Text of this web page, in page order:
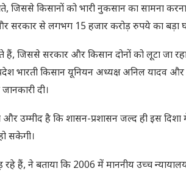
जिससे किसानों को भारी नुकसान का सामना
सरकार से लगभग 15 हजार करोड़ रुपये का बड़ा
हैं, जिससे सरकार और किसान दोनों को लूटा जा
भारती किसान यूनियन अध्यक्ष अनिल यादव
दी।
और उम्मीद है कि शासन-प्रशासन जल्द ही इस
सकेगी।
रहे हैं, ने बताया कि 2006 में माननीय उच्च